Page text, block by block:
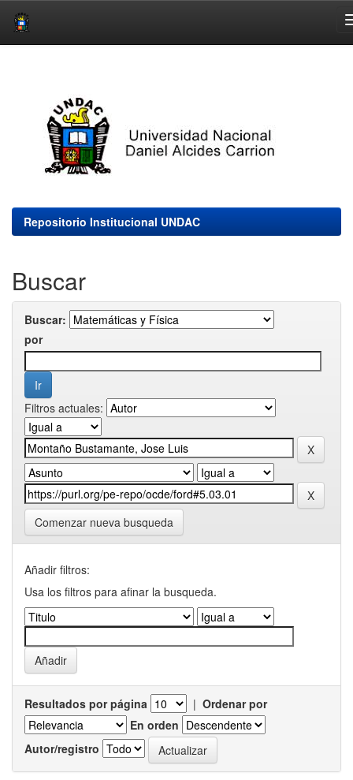
Repositorio Institucional UNDAC
Buscar
Buscar:
por
Filtros actuales:
Comenzar nueva busqueda
Añadir filtros:
Usa los filtros para afinar la busqueda.
Resultados por página | Ordenar por
En orden
Autor/registro